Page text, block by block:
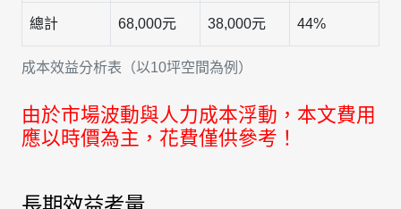
成本效益分析表（以10坪空間為例）
總計 68,000元 38,000元 44%
由於市場波動與人力成本浮動，本文費用
應以時價為主，花費僅供參考！